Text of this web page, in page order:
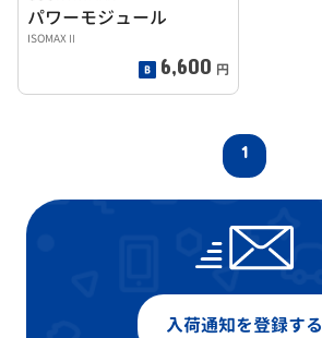
パワーモジュール
ISOMAXⅡ
6,600 円
1
入荷通知を登録する